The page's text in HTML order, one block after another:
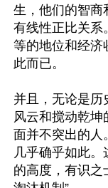
生，他们的智商
有线性正比关系
等的地位和经济
此而已。
并且，无论是历
风云和搅动乾
面并不突出的人
几乎确乎如此
的高度，有识之